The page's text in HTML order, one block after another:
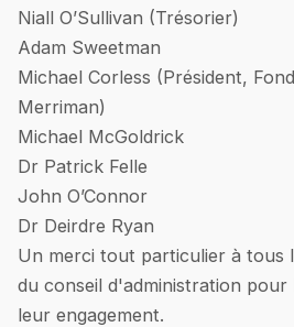
Niall O’Sullivan (Trésorier)
Adam Sweetman
Michael Corless (Président,
Merriman)
Michael McGoldrick
Dr Patrick Felle
John O’Connor
Dr Deirdre Ryan
Un merci tout particulier à tous
du conseil d'administration
leur engagement.